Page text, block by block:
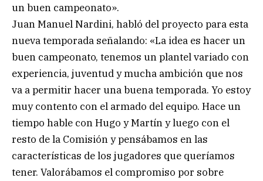
un buen campeonato».
Juan Manuel Nardini, habló del proyecto para esta
nueva temporada señalando: «La idea es hacer un
buen campeonato, tenemos un plantel variado con
experiencia, juventud y mucha ambición que nos
va a permitir hacer una buena temporada. Yo estoy
muy contento con el armado del equipo. Hace un
tiempo hable con Hugo y Martín y luego con el
resto de la Comisión y pensábamos en las
características de los jugadores que queríamos
tener. Valorábamos el compromiso por sobre